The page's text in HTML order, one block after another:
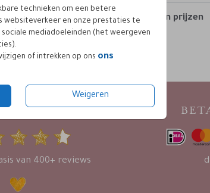
technieken om een betere
websiteverkeer en onze prestaties te
sociale mediadoeleinden (het weergeven
of intrekken op ons ons
Weigeren
Formaten en prijzen
van 400+ reviews